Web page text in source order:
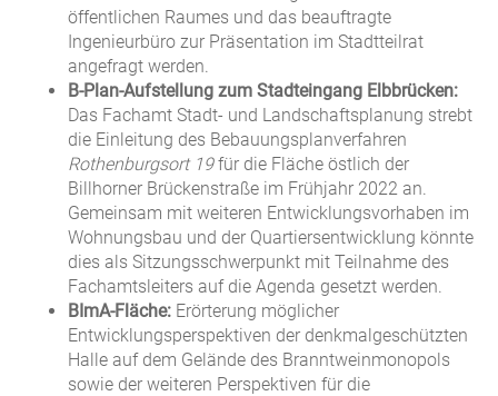
öffentlichen Raumes und das beauftragte
Ingenieurbüro zur Präsentation im Stadtteilrat
angefragt werden.
B-Plan-Aufstellung zum Stadteingang Elbbrücken:
Das Fachamt Stadt- und Landschaftsplanung strebt
die Einleitung des Bebauungsplanverfahren
Rothenburgsort 19für die Fläche östlich der
Billhorner Brückenstraße im Frühjahr 2022 an.
Gemeinsam mit weiteren Entwicklungsvorhaben im
Wohnungsbau und der Quartiersentwicklung könnte
dies als Sitzungsschwerpunkt mit Teilnahme des
Fachamtsleiters auf die Agenda gesetzt werden.
BImA-Fläche: Erörterung möglicher
Entwicklungsperspektiven der denkmalgeschützten
Halle auf dem Gelände des Branntweinmonopols
sowie der weiteren Perspektiven für die